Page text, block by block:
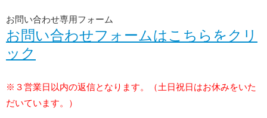
お問い合わせ専用フォーム
お問い合わせフォームはこちらをクリ
ック
※ ３営業日以内の返信となります。（土日祝日はお休みをいた
だいています。）